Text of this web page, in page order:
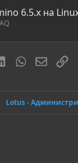
6.5.x на
LinkedIn
WhatsApp
Lotus -